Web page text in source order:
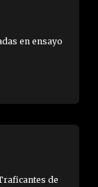
en ensayo
de